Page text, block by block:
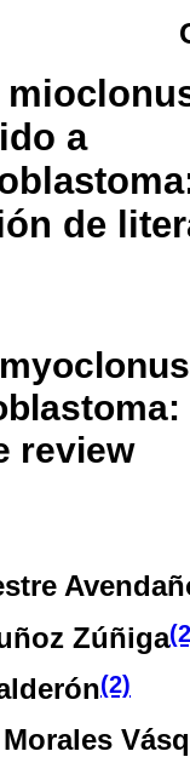
a
de
review
Zúñiga
(2)